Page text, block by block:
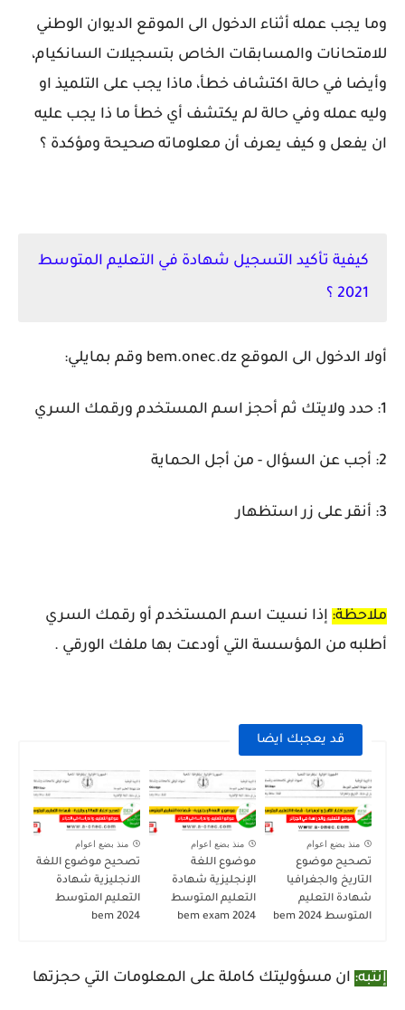
وما يجب عمله أثناء الدخول الى الموقع الديوان الوطني
للامتحانات والمسابقات الخاص بتسجيلات السانكيام،
وأيضا في حالة اكتشاف خطأ، ماذا يجب على التلميذ او
وليه عمله وفي حالة لم يكتشف أي خطأ ما ذا يجب عليه
ان يفعل و كيف يعرف أن معلوماته صحيحة ومؤكدة ؟
كيفية تأكيد التسجيل شهادة في التعليم المتوسط
2021 ؟
أولا الدخول الى الموقع bem.onec.dz وقم بمايلي:
1: حدد ولايتك ثم أحجز اسم المستخدم ورقمك السري
2: أجب عن السؤال - من أجل الحماية
3: أنقر على زر استظهار
ملاحظة: إذا نسيت اسم المستخدم أو رقمك السري
أطلبه من المؤسسة التي أودعت بها ملفك الورقي .
قد يعجبك ايضا
منذ بضع اعوام
تصحيح موضوع
التاريخ والجغرافيا
شهادة التعليم
المتوسط 2024 bem
منذ بضع اعوام
موضوع اللغة
الإنجليزية شهادة
التعليم المتوسط
2024 bem exam
منذ بضع اعوام
تصحيح موضوع اللغة
الانجليزية شهادة
التعليم المتوسط
2024 bem
إنتبه: ان مسؤوليتك كاملة على المعلومات التي حجزتها